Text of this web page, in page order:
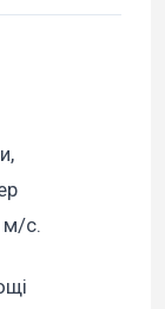
м/с.